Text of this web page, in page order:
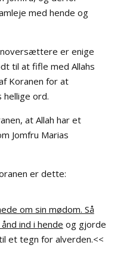
med hende og
er enige
til at fifle med Allahs
Koranen for at
ord.
at Allah har et
Jomfru Marias
er dette:
om sin mødom. Så
ind i hende og gjorde
et tegn for alverden.<<